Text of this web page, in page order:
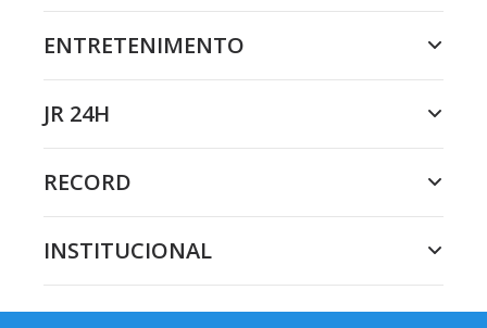
ENTRETENIMENTO
JR 24H
RECORD
INSTITUCIONAL